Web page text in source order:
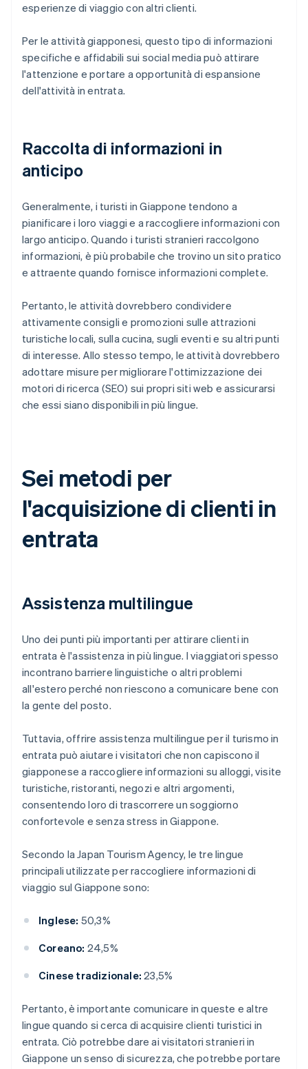
esperienze di viaggio con altri clienti.
Per le attività giapponesi, questo tipo di informazioni
specifiche e affidabili sui social media può attirare
l'attenzione e portare a opportunità di espansione
dell'attività in entrata.
Raccolta di informazioni in
anticipo
Generalmente, i turisti in Giappone tendono a
pianificare i loro viaggi e a raccogliere informazioni con
largo anticipo. Quando i turisti stranieri raccolgono
informazioni, è più probabile che trovino un sito pratico
e attraente quando fornisce informazioni complete.
Pertanto, le attività dovrebbero condividere
attivamente consigli e promozioni sulle attrazioni
turistiche locali, sulla cucina, sugli eventi e su altri punti
di interesse. Allo stesso tempo, le attività dovrebbero
adottare misure per migliorare l'ottimizzazione dei
motori di ricerca (SEO) sui propri siti web e assicurarsi
che essi siano disponibili in più lingue.
Sei metodi per
l'acquisizione di clienti in
entrata
Assistenza multilingue
Uno dei punti più importanti per attirare clienti in
entrata è l'assistenza in più lingue. I viaggiatori spesso
incontrano barriere linguistiche o altri problemi
all'estero perché non riescono a comunicare bene con
la gente del posto.
Tuttavia, offrire assistenza multilingue per il turismo in
entrata può aiutare i visitatori che non capiscono il
giapponese a raccogliere informazioni su alloggi, visite
turistiche, ristoranti, negozi e altri argomenti,
consentendo loro di trascorrere un soggiorno
confortevole e senza stress in Giappone.
Secondo la Japan Tourism Agency, le tre lingue
principali utilizzate per raccogliere informazioni di
viaggio sul Giappone sono:
Inglese: 50,3%
Coreano: 24,5%
Cinese tradizionale: 23,5%
Pertanto, è importante comunicare in queste e altre
lingue quando si cerca di acquisire clienti turistici in
entrata. Ciò potrebbe dare ai visitatori stranieri in
Giappone un senso di sicurezza, che potrebbe portare